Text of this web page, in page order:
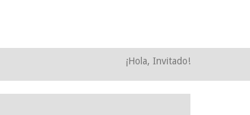
¡Hola, Invitado!